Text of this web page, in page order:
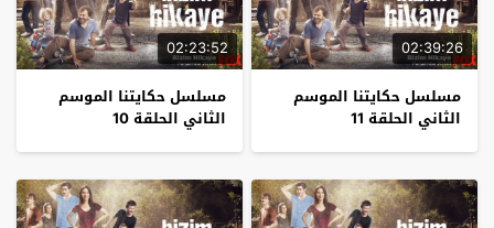
02:39:26
مسلسل حكايتنا الموسم
الثاني الحلقة 11
02:23:52
مسلسل حكايتنا الموسم
الثاني الحلقة 10